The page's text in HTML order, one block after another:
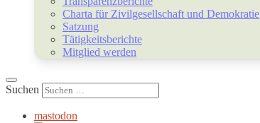
Charta für Zivilgesellschaft und Demokratie
Satzung
Tätigkeitsberichte
Mitglied werden
Suchen
mastodon